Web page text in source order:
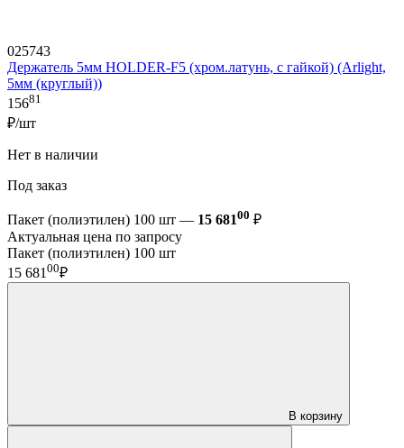
025743
Держатель 5мм HOLDER-F5 (хром.латунь, с гайкой) (Arlight,
5мм (круглый))
15681
₽/шт
Нет в наличии
Под заказ
Пакет (полиэтилен) 100 шт — 15 68100 ₽
Актуальная цена по запросу
Пакет (полиэтилен) 100 шт
15 681 00₽
В корзину